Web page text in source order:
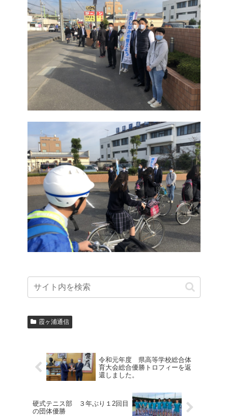
霞ヶ浦通信
令和元年度 県高等学校総合体
育大会総合優勝トロフィーを返
還しました。
硬式テニス部 ３年ぶり１2回目
の団体優勝